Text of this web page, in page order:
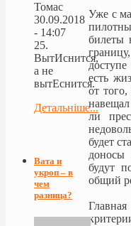
Уже с
билеты
есть
от
ли
будет
доносы
будут
общий
Томас
30.09.2018
- 14:07
25.
ВытИснится,
а не
вытЕснится.
Детальніше...
Вата и
укроп – в
чем
разница?